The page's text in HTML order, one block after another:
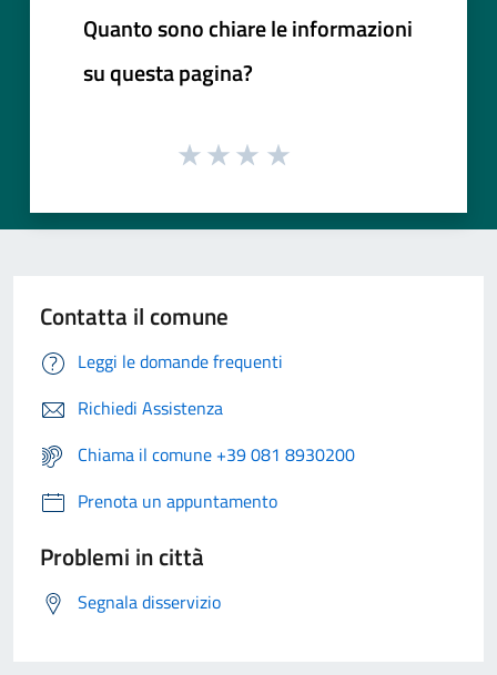
Quanto sono chiare le informazioni
su questa pagina?
Contatta il comune
Leggi le domande frequenti
Richiedi Assistenza
Chiama il comune +39 081 8930200
Prenota un appuntamento
Problemi in città
Segnala disservizio